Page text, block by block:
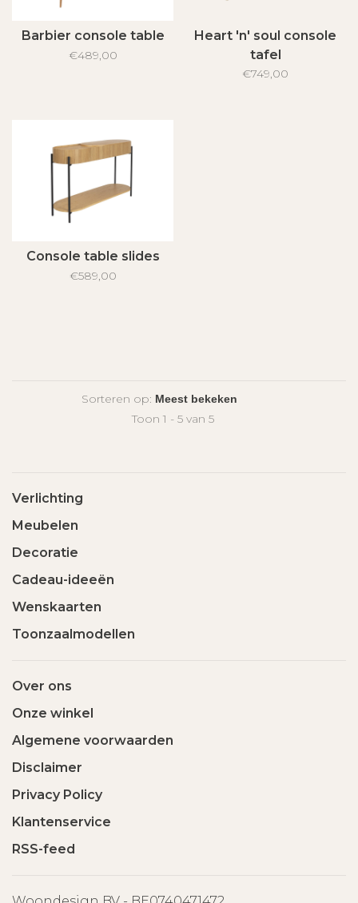
Barbier console table
€489,00
Heart 'n' soul console
tafel
€749,00
Console table slides
€589,00
Sorteren op:
Toon 1 - 5 van 5
Verlichting
Meubelen
Decoratie
Cadeau-ideeën
Wenskaarten
Toonzaalmodellen
Over ons
Onze winkel
Algemene voorwaarden
Disclaimer
Privacy Policy
Klantenservice
RSS-feed